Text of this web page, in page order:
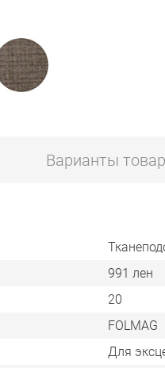
Варианты
991 лен
20
FOLMAG
Для